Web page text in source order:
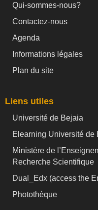
Qui-sommes-nous?
Contactez-nous
Agenda
Informations légales
Plan du site
Liens utiles
Université de Bejaia
Elearning Université de
Ministère de
Recherche Scientifique
Dual_Edx (access the
Photothèque